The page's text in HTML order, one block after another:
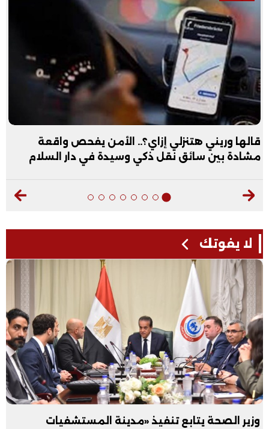
قالها وريني هتنزلي إزاي؟.. الأمن يفحص واقعة
مشادة بين سائق نقل ذكي وسيدة في دار السلام
لا يفوتك
وزير الصحة يتابع تنفيذ «مدينة المستشفيات